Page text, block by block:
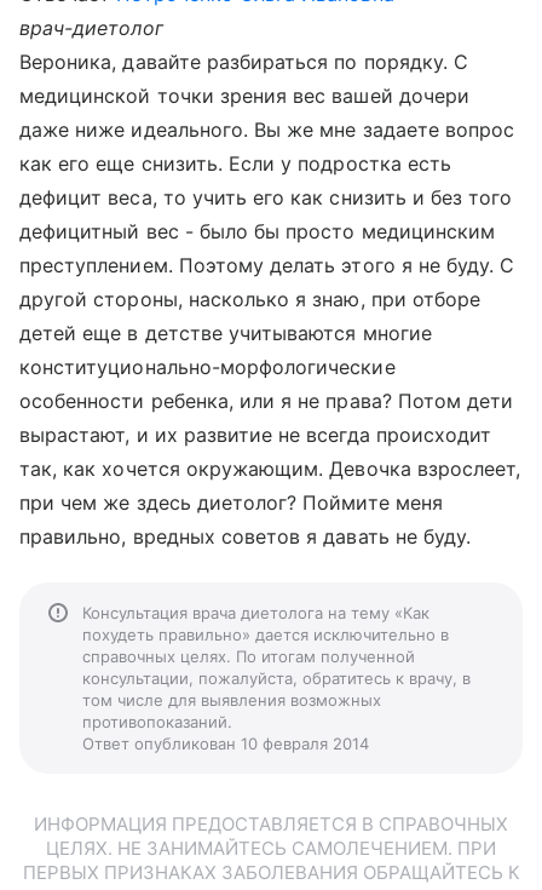
врач-диетолог
Вероника, давайте разбираться по порядку. С
медицинской точки зрения вес вашей дочери
даже ниже идеального. Вы же мне задаете вопрос
как его еще снизить. Если у подростка есть
дефицит веса, то учить его как снизить и без того
дефицитный вес - было бы просто медицинским
преступлением. Поэтому делать этого я не буду. С
другой стороны, насколько я знаю, при отборе
детей еще в детстве учитываются многие
конституционально-морфологические
особенности ребенка, или я не права? Потом дети
вырастают, и их развитие не всегда происходит
так, как хочется окружающим. Девочка взрослеет,
при чем же здесь диетолог? Поймите меня
правильно, вредных советов я давать не буду.
Консультация врача диетолога на тему «Как
похудеть правильно» дается исключительно в
справочных целях. По итогам полученной
консультации, пожалуйста, обратитесь к врачу, в
том числе для выявления возможных
противопоказаний.
Ответ опубликован 10 февраля 2014
ИНФОРМАЦИЯ ПРЕДОСТАВЛЯЕТСЯ В СПРАВОЧНЫХ
ЦЕЛЯХ. НЕ ЗАНИМАЙТЕСЬ САМОЛЕЧЕНИЕМ. ПРИ
ПЕРВЫХ ПРИЗНАКАХ ЗАБОЛЕВАНИЯ ОБРАЩАЙТЕСЬ К